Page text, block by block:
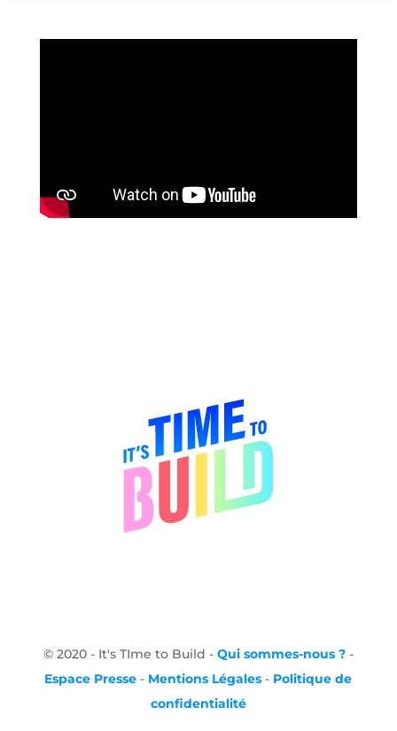
© 2020 - It's TIme to Build - Qui sommes-nous ?-
Espace Presse - Mentions Légales - Politique de
confidentialité